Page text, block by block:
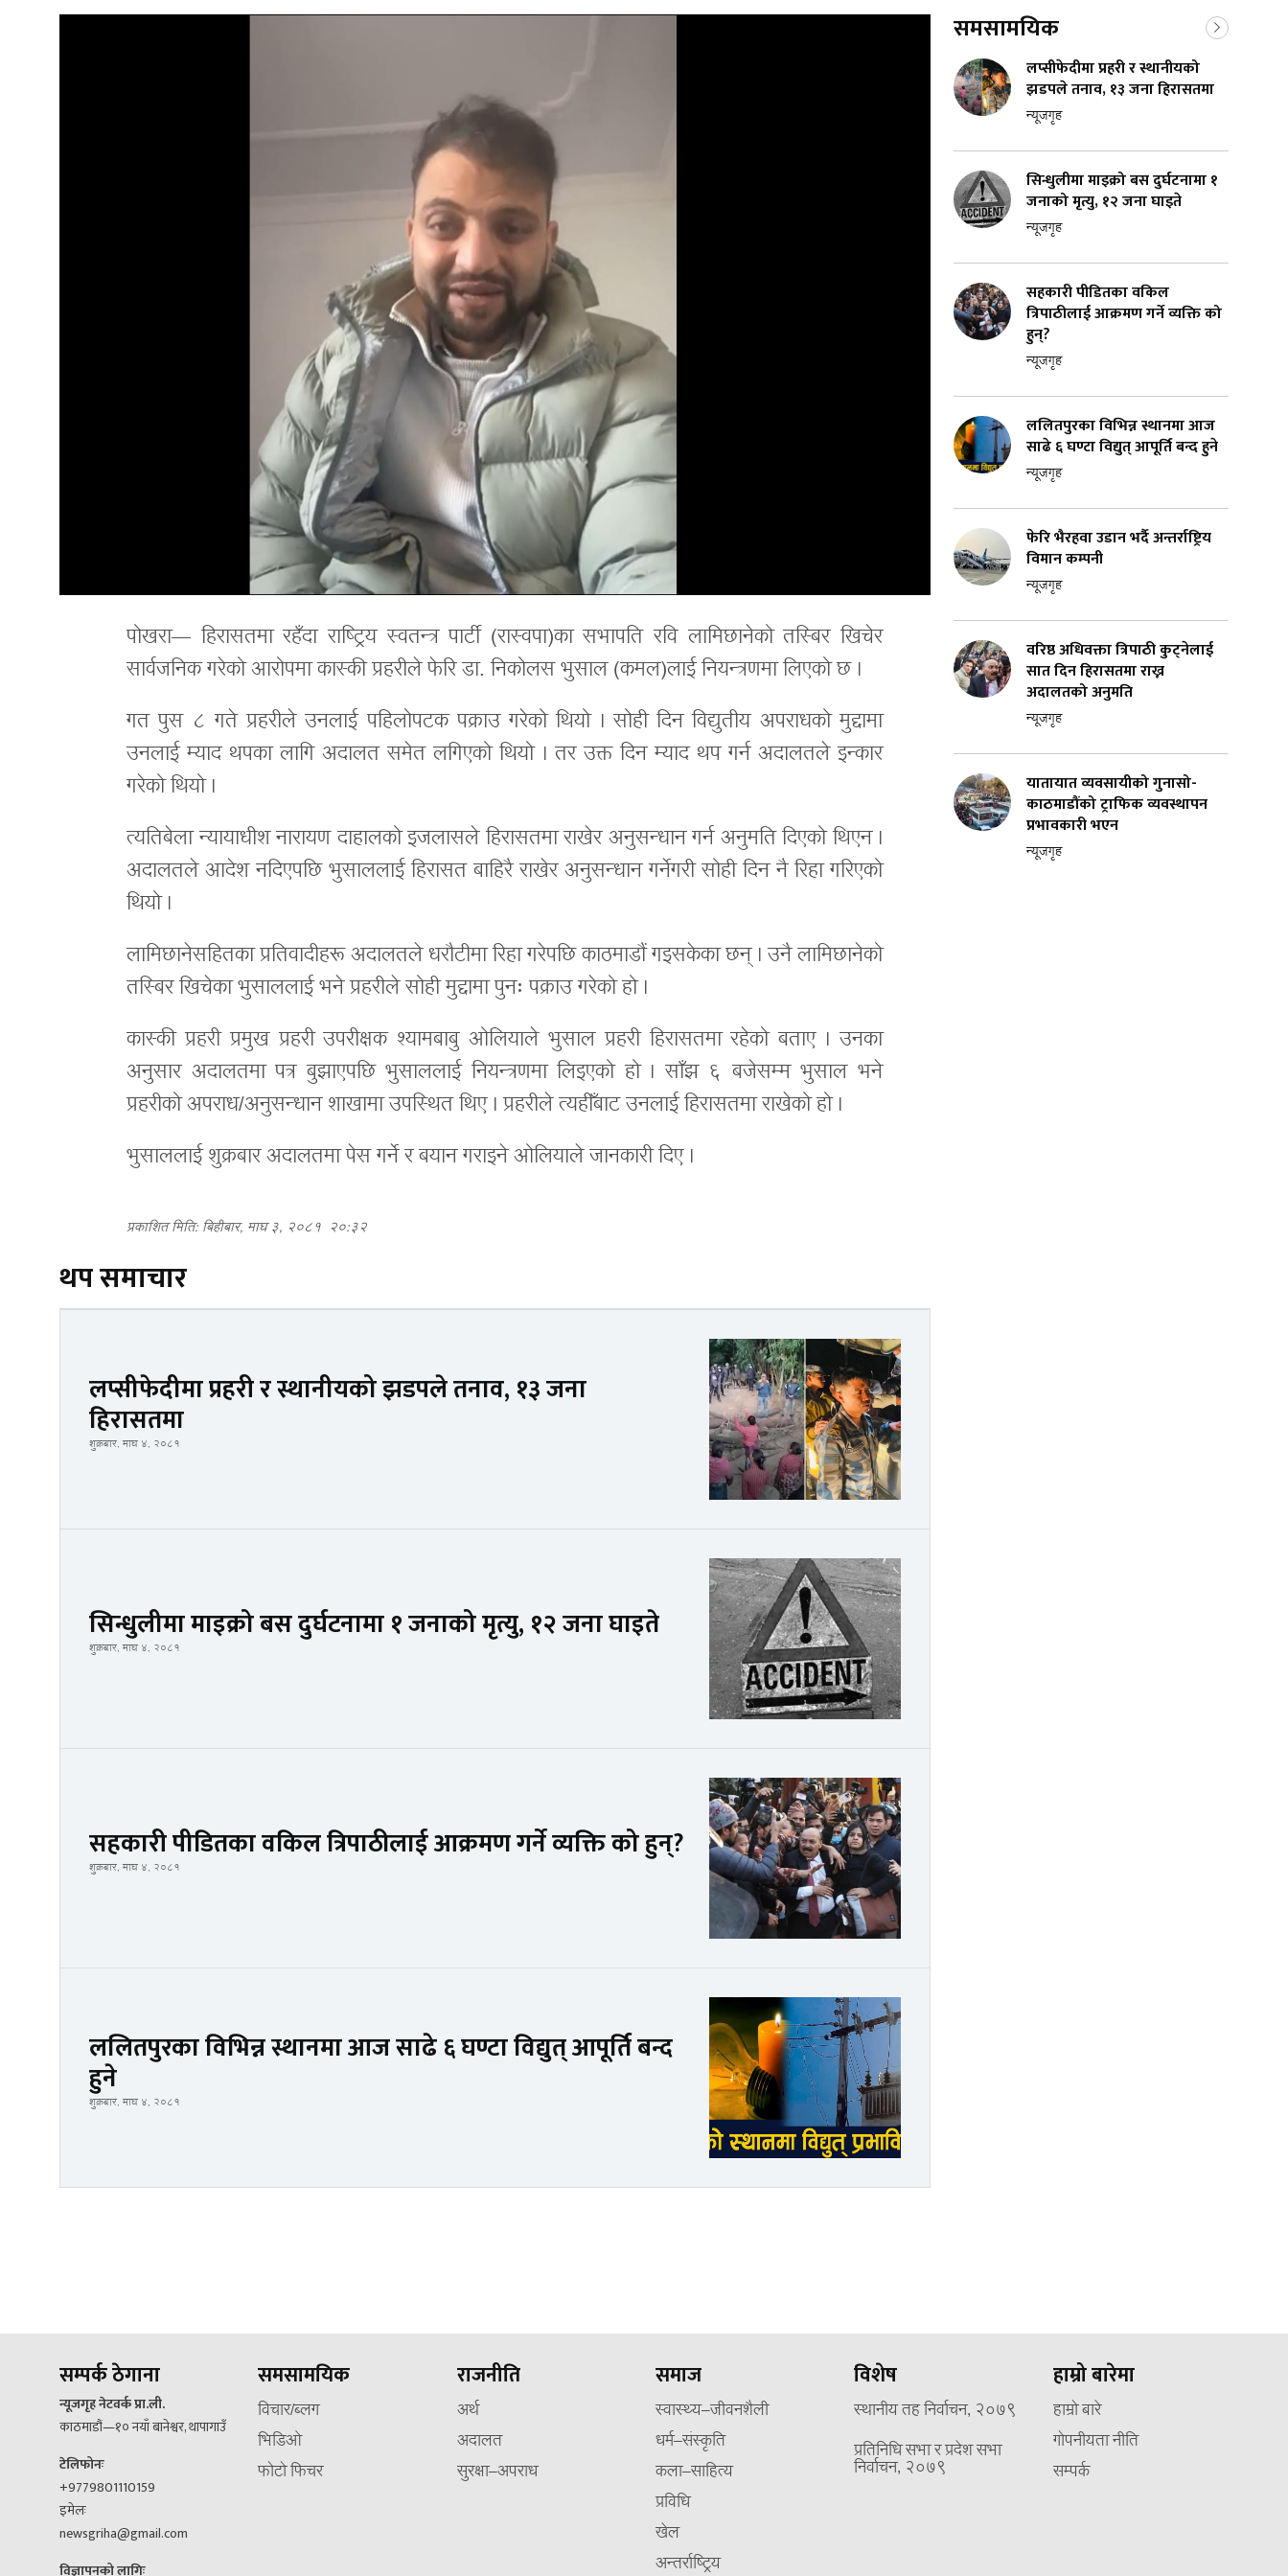
पोखरा— हिरासतमा रहँदा राष्ट्रिय स्वतन्त्र पार्टी (रास्वपा)का सभापति रवि लामिछानेको तस्बिर खिचेर
सार्वजनिक गरेको आरोपमा कास्की प्रहरीले फेरि डा. निकोलस भुसाल (कमल)लाई नियन्त्रणमा लिएको छ ।
गत पुस ८ गते प्रहरीले उनलाई पहिलोपटक पक्राउ गरेको थियो । सोही दिन विद्युतीय अपराधको मुद्दामा
उनलाई म्याद थपका लागि अदालत समेत लगिएको थियो । तर उक्त दिन म्याद थप गर्न अदालतले इन्कार
गरेको थियो ।
त्यतिबेला न्यायाधीश नारायण दाहालको इजलासले हिरासतमा राखेर अनुसन्धान गर्न अनुमति दिएको थिएन ।
अदालतले आदेश नदिएपछि भुसाललाई हिरासत बाहिरै राखेर अनुसन्धान गर्नेगरी सोही दिन नै रिहा गरिएको
थियो ।
लामिछानेसहितका प्रतिवादीहरू अदालतले धरौटीमा रिहा गरेपछि काठमाडौं गइसकेका छन् । उनै लामिछानेको
तस्बिर खिचेका भुसाललाई भने प्रहरीले सोही मुद्दामा पुनः पक्राउ गरेको हो ।
कास्की प्रहरी प्रमुख प्रहरी उपरीक्षक श्यामबाबु ओलियाले भुसाल प्रहरी हिरासतमा रहेको बताए । उनका
अनुसार अदालतमा पत्र बुझाएपछि भुसाललाई नियन्त्रणमा लिइएको हो । साँझ ६ बजेसम्म भुसाल भने
प्रहरीको अपराध/अनुसन्धान शाखामा उपस्थित थिए । प्रहरीले त्यहीँबाट उनलाई हिरासतमा राखेको हो ।
भुसाललाई शुक्रबार अदालतमा पेस गर्ने र बयान गराइने ओलियाले जानकारी दिए ।
प्रकाशित मिति: बिहीबार, माघ ३, २०८१ २०:३२
थप समाचार
लप्सीफेदीमा प्रहरी र स्थानीयको झडपले तनाव, १३ जना
हिरासतमा
शुक्रबार, माघ ४, २०८१
सिन्धुलीमा माइक्रो बस दुर्घटनामा १ जनाको मृत्यु, १२ जना घाइते
शुक्रबार, माघ ४, २०८१
सहकारी पीडितका वकिल त्रिपाठीलाई आक्रमण गर्ने व्यक्ति को हुन्?
शुक्रबार, माघ ४, २०८१
ललितपुरका विभिन्न स्थानमा आज साढे ६ घण्टा विद्युत् आपूर्ति बन्द
हुने
शुक्रबार, माघ ४, २०८१
समसामयिक
लप्सीफेदीमा प्रहरी र स्थानीयको
झडपले तनाव, १३ जना हिरासतमा
न्यूजगृह
सिन्धुलीमा माइक्रो बस दुर्घटनामा १
जनाको मृत्यु, १२ जना घाइते
न्यूजगृह
सहकारी पीडितका वकिल
त्रिपाठीलाई आक्रमण गर्ने व्यक्ति को
हुन्?
न्यूजगृह
ललितपुरका विभिन्न स्थानमा आज
साढे ६ घण्टा विद्युत् आपूर्ति बन्द हुने
न्यूजगृह
फेरि भैरहवा उडान भर्दै अन्तर्राष्ट्रिय
विमान कम्पनी
न्यूजगृह
वरिष्ठ अधिवक्ता त्रिपाठी कुट्नेलाई
सात दिन हिरासतमा राख्न
अदालतको अनुमति
न्यूजगृह
यातायात व्यवसायीको गुनासो-
काठमाडौंको ट्राफिक व्यवस्थापन
प्रभावकारी भएन
न्यूजगृह
सम्पर्क ठेगाना
न्यूजगृह नेटवर्क प्रा.ली.
काठमाडौं—१० नयाँ बानेश्वर, थापागाउँ
टेलिफोनः
+9779801110159
इमेलः
newsgriha@gmail.com
विज्ञापनको लागिः
समसामयिक
विचार/ब्लग
भिडिओ
फोटो फिचर
राजनीति
अर्थ
अदालत
सुरक्षा–अपराध
समाज
स्वास्थ्य–जीवनशैली
धर्म–संस्कृति
कला–साहित्य
प्रविधि
खेल
अन्तर्राष्ट्रिय
विशेष
स्थानीय तह निर्वाचन, २०७९
प्रतिनिधि सभा र प्रदेश सभा
निर्वाचन, २०७९
हाम्रो बारेमा
हाम्रो बारे
गोपनीयता नीति
सम्पर्क